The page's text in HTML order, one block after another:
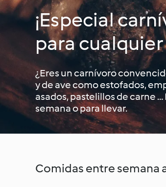
¡Especial
para
¿Eres un carnívoro
y de ave como estofados,
asados, pastelillos de carne
semana o para llevar.
Comidas entre semana